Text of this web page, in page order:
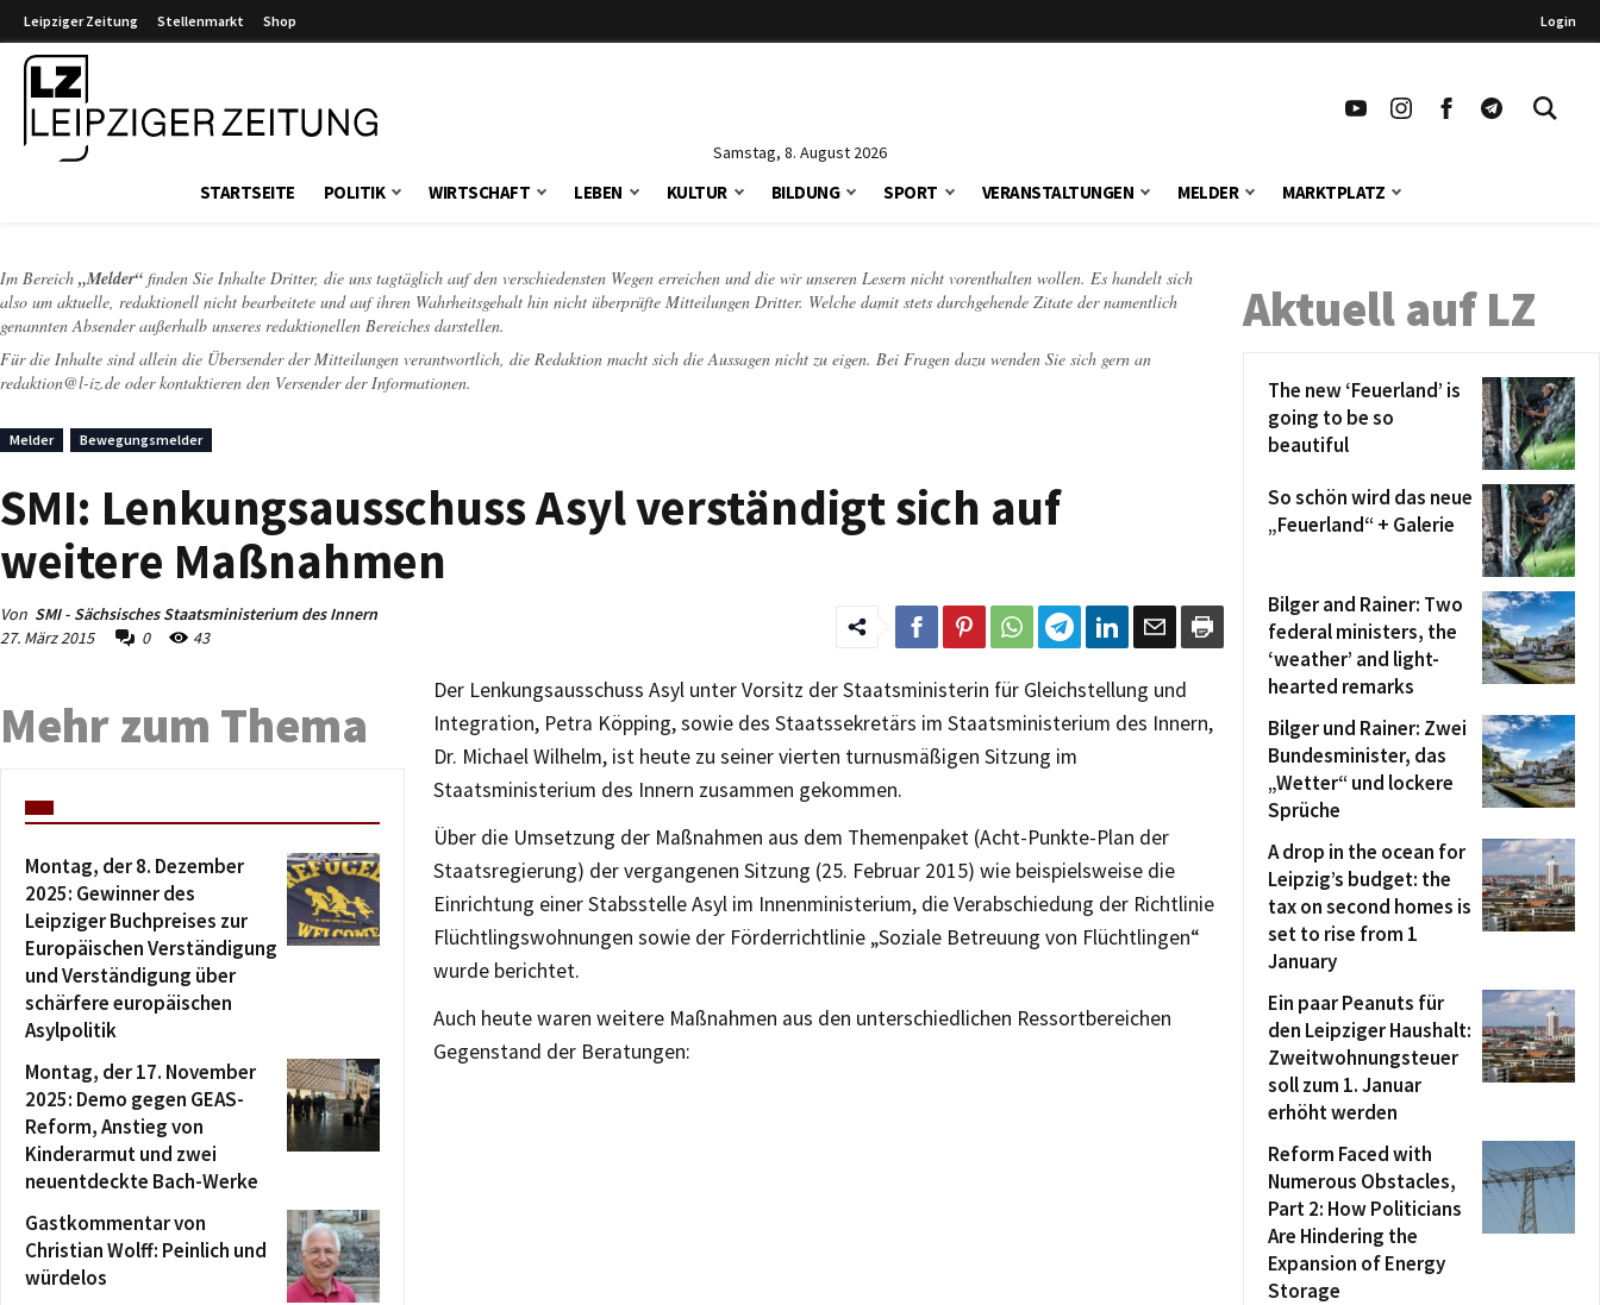
Leipziger Zeitung Stellenmarkt Shop Login
Samstag, 8. August 2026
STARTSEITE POLITIK WIRTSCHAFT LEBEN KULTUR BILDUNG SPORT VERANSTALTUNGEN MELDER MARKTPLATZ
Im Bereich „Melder“ finden Sie Inhalte Dritter, die uns tagtäglich auf den verschiedensten Wegen erreichen und die wir unseren Lesern nicht vorenthalten wollen. Es handelt sich
also um aktuelle, redaktionell nicht bearbeitete und auf ihren Wahrheitsgehalt hin nicht überprüfte Mitteilungen Dritter. Welche damit stets durchgehende Zitate der namentlich
genannten Absender außerhalb unseres redaktionellen Bereiches darstellen.
Für die Inhalte sind allein die Übersender der Mitteilungen verantwortlich, die Redaktion macht sich die Aussagen nicht zu eigen. Bei Fragen dazu wenden Sie sich gern an
redaktion@l-iz.de oder kontaktieren den Versender der Informationen.
Melder Bewegungsmelder
SMI: Lenkungsausschuss Asyl verständigt sich auf
weitere Maßnahmen
Von SMI - Sächsisches Staatsministerium des Innern
27. März 2015
0 43
Der Lenkungsausschuss Asyl unter Vorsitz der Staatsministerin für Gleichstellung und
Integration, Petra Köpping, sowie des Staatssekretärs im Staatsministerium des Innern,
Dr. Michael Wilhelm, ist heute zu seiner vierten turnusmäßigen Sitzung im
Staatsministerium des Innern zusammen gekommen.
Über die Umsetzung der Maßnahmen aus dem Themenpaket (Acht-Punkte-Plan der
Staatsregierung) der vergangenen Sitzung (25. Februar 2015) wie beispielsweise die
Einrichtung einer Stabsstelle Asyl im Innenministerium, die Verabschiedung der Richtlinie
Flüchtlingswohnungen sowie der Förderrichtlinie „Soziale Betreuung von Flüchtlingen“
wurde berichtet.
Auch heute waren weitere Maßnahmen aus den unterschiedlichen Ressortbereichen
Gegenstand der Beratungen:
Mehr zum Thema
Montag, der 8. Dezember
2025: Gewinner des
Leipziger Buchpreises zur
Europäischen Verständigung
und Verständigung über
schärfere europäischen
Asylpolitik
Montag, der 17. November
2025: Demo gegen GEAS-
Reform, Anstieg von
Kinderarmut und zwei
neuentdeckte Bach-Werke
Gastkommentar von
Christian Wolff: Peinlich und
würdelos
Aktuell auf LZ
The new ‘Feuerland’ is
going to be so
beautiful
So schön wird das neue
„Feuerland“ + Galerie
Bilger and Rainer: Two
federal ministers, the
‘weather’ and light-
hearted remarks
Bilger und Rainer: Zwei
Bundesminister, das
„Wetter“ und lockere
Sprüche
A drop in the ocean for
Leipzig’s budget: the
tax on second homes is
set to rise from 1
January
Ein paar Peanuts für
den Leipziger Haushalt:
Zweitwohnungsteuer
soll zum 1. Januar
erhöht werden
Reform Faced with
Numerous Obstacles,
Part 2: How Politicians
Are Hindering the
Expansion of Energy
Storage